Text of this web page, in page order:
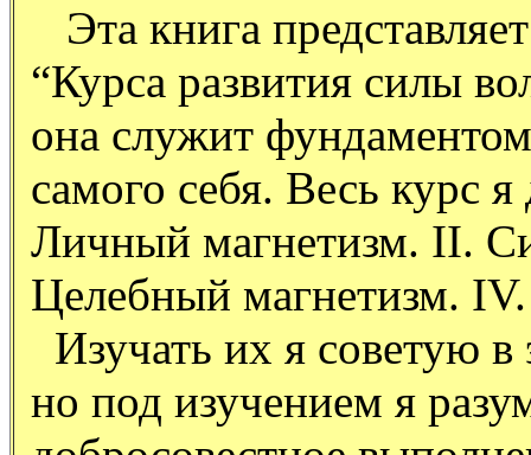
Эта книга
“Курса развития силы
она служит
самого себя. Весь курс
Личный магнетизм. II.
Целебный магнетизм.
Изучать их я советую в
но под изучением я